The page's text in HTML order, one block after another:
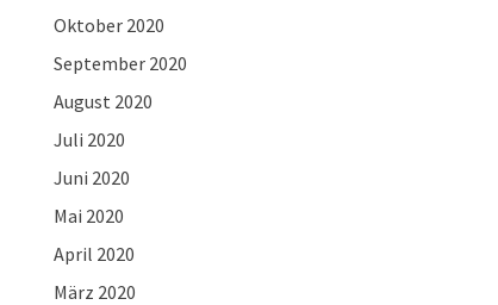
Oktober 2020
September 2020
August 2020
Juli 2020
Juni 2020
Mai 2020
April 2020
März 2020